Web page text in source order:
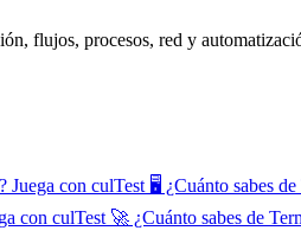
flujos, procesos, red y
Juega con culTest 🖥️ ¿Cuánto sabes
con culTest 🚀 ¿Cuánto sabes de